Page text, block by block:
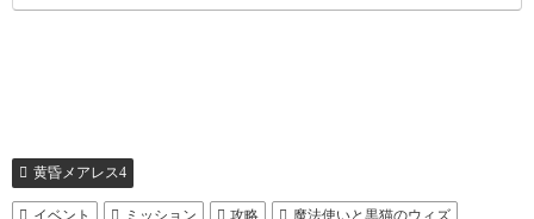
黄昏メアレス4
イベント ミッション 攻略
魔法使いと黒猫のウィズ